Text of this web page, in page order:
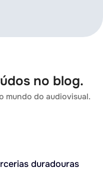
no blog.
mundo do audiovisual.
duradouras